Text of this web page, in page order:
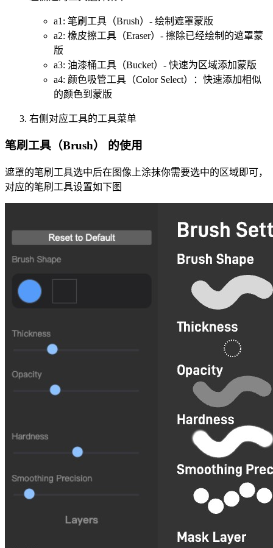
a1: 笔刷工具（Brush）- 绘制遮罩蒙版
a2: 橡皮擦工具（Eraser）- 擦除已经绘制的遮罩蒙
版
a3: 油漆桶工具（Bucket）- 快速为区域添加蒙版
a4: 颜色吸管工具（Color Select）：快速添加相似
的颜色到蒙版
右侧对应工具的工具菜单
笔刷工具（Brush） 的使用
遮罩的笔刷工具选中后在图像上涂抹你需要选中的区域即可，
对应的笔刷工具设置如下图